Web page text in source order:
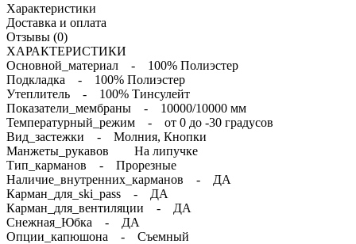
Характеристики
Доставка и оплата
Отзывы (0)
ХАРАКТЕРИСТИКИ
Основной_материал - 100% Полиэстер
Подкладка - 100% Полиэстер
Утеплитель - 100% Тинсулейт
Показатели_мембраны - 10000/10000 мм
Температурный_режим - от 0 до -30 градусов
Вид_застежки - Молния, Кнопки
Манжеты_рукавов На липучке
Тип_карманов - Прорезные
Наличие_внутренних_карманов - ДА
Карман_для_ski_pass - ДА
Карман_для_вентиляции - ДА
Снежная_Юбка - ДА
Опции_капюшона - Съемный